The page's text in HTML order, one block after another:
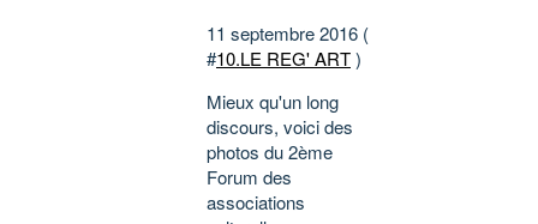
11 septembre 2016 (
#10.LE REG' ART)
Mieux qu'un long
discours, voici des
photos du 2ème
Forum des
associations